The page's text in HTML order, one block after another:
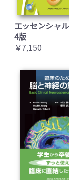
エッセンシャ
4版
￥7,150